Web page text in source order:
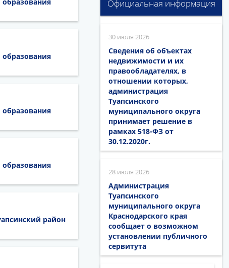
район
Официальная информация
30 июля 2026
Сведения об объектах
недвижимости и их
правообладателях, в
отношении которых,
администрация
Туапсинского
муниципального округа
принимает решение в
рамках 518-ФЗ от
30.12.2020г.
28 июля 2026
Администрация
Туапсинского
муниципального округа
Краснодарского края
сообщает о возможном
установлении публичного
сервитута